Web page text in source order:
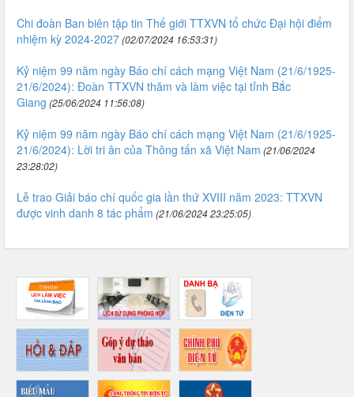
Chi đoàn Ban biên tập tin Thế giới TTXVN tổ chức Đại hội điểm
nhiệm kỳ 2024-2027(02/07/2024 16:53:31)
Kỷ niệm 99 năm ngày Báo chí cách mạng Việt Nam (21/6/1925-
21/6/2024): Đoàn TTXVN thăm và làm việc tại tỉnh Bắc
Giang (25/06/2024 11:56:08)
Kỷ niệm 99 năm ngày Báo chí cách mạng Việt Nam (21/6/1925-
21/6/2024): Lời tri ân của Thông tấn xã Việt Nam (21/06/2024
23:28:02)
Lễ trao Giải báo chí quốc gia lần thứ XVIII năm 2023: TTXVN
được vinh danh 8 tác phẩm (21/06/2024 23:25:05)